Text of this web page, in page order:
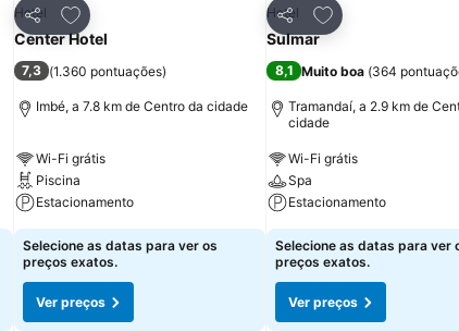
Partilhar
Adicionar aos favoritos
Hotel
Center Hotel
7,3 (1.360 pontuações)
Imbé, a 7.8 km de Centro da cidade
Wi-Fi grátis
Piscina
Estacionamento
Selecione as datas para ver os
preços exatos.
Ver preços
Partilhar
Adicionar aos
Hotel
Sulmar
8,1 Muito boa (364
Tramandaí, a 2.9 km de
cidade
Wi-Fi grátis
Spa
Estacionamento
Selecione as datas para ver
preços exatos.
Ver preços